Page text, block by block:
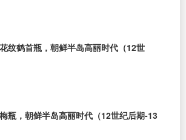
纹鹤首瓶，朝鲜半岛高丽时代（12世
瓶，朝鲜半岛高丽时代（12世纪后期-13